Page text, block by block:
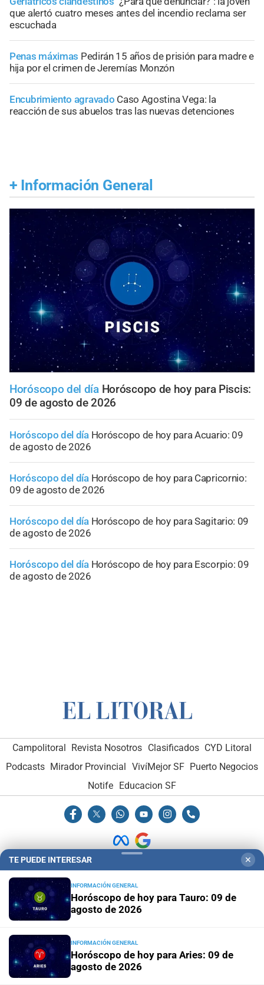
que alertó cuatro meses antes del incendio reclama ser
escuchada
Penas máximas Pedirán 15 años de prisión para madre e
hija por el crimen de Jeremías Monzón
Encubrimiento agravado Caso Agostina Vega: la
reacción de sus abuelos tras las nuevas detenciones
+ Información General
Horóscopo del día Horóscopo de hoy para Piscis:
09 de agosto de 2026
Horóscopo del día Horóscopo de hoy para Acuario: 09
de agosto de 2026
Horóscopo del día Horóscopo de hoy para Capricornio:
09 de agosto de 2026
Horóscopo del día Horóscopo de hoy para Sagitario: 09
de agosto de 2026
Horóscopo del día Horóscopo de hoy para Escorpio: 09
de agosto de 2026
Campolitoral Revista Nosotros Clasificados CYD Litoral
Podcasts Mirador Provincial VivíMejor SF Puerto Negocios
Notife Educacion SF
Hemeroteca Digital (1930-1979)
Administración y Publicidad
-Elementos institucionales
Opcionales con El Litoral
El Litoral es miembro de:
TE PUEDE INTERESAR ✕
INFORMACIÓN GENERAL
Horóscopo de hoy para Tauro: 09 de
agosto de 2026
INFORMACIÓN GENERAL
Horóscopo de hoy para Aries: 09 de
agosto de 2026